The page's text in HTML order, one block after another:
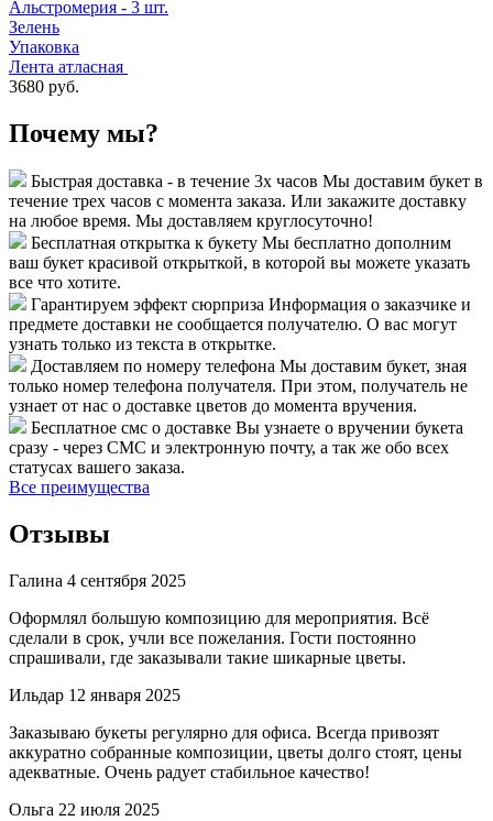
Альстромерия - 3 шт.
Зелень
Упаковка
Лента атласная
3680 руб.
Почему мы?
Быстрая доставка - в течение 3х часов Мы доставим букет в
течение трех часов с момента заказа. Или закажите доставку
на любое время. Мы доставляем круглосуточно!
Бесплатная открытка к букету Мы бесплатно дополним
ваш букет красивой открыткой, в которой вы можете указать
все что хотите.
Гарантируем эффект сюрприза Информация о заказчике и
предмете доставки не сообщается получателю. О вас могут
узнать только из текста в открытке.
Доставляем по номеру телефона Мы доставим букет, зная
только номер телефона получателя. При этом, получатель не
узнает от нас о доставке цветов до момента вручения.
Бесплатное смс о доставке Вы узнаете о вручении букета
сразу - через СМС и электронную почту, а так же обо всех
статусах вашего заказа.
Все преимущества
Отзывы
Галина 4 сентября 2025
Оформлял большую композицию для мероприятия. Всё
сделали в срок, учли все пожелания. Гости постоянно
спрашивали, где заказывали такие шикарные цветы.
Ильдар 12 января 2025
Заказываю букеты регулярно для офиса. Всегда привозят
аккуратно собранные композиции, цветы долго стоят, цены
адекватные. Очень радует стабильное качество!
Ольга 22 июля 2025